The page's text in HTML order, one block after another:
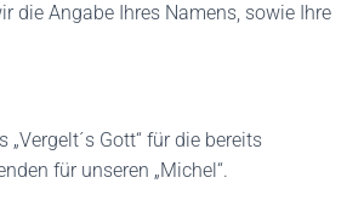
die Angabe Ihres Namens, sowie Ihre
„Vergelt´s Gott“ für die bereits
für unseren „Michel“.